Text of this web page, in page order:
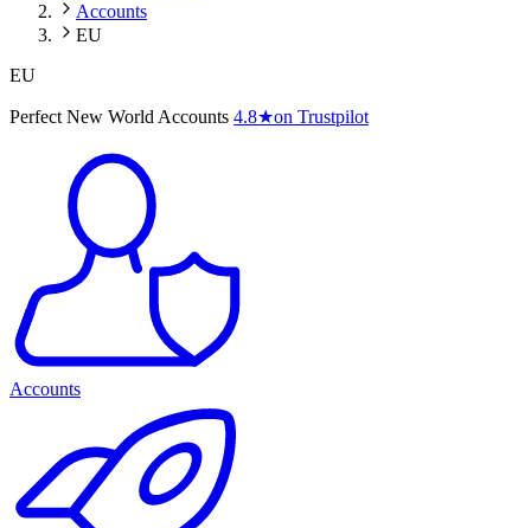
Accounts
EU
EU
Perfect New World Accounts 4.8★on Trustpilot
Accounts